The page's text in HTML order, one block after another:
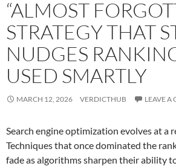
“ALMOST
STRATEGY THAT
NUDGES
USED SMARTLY
MARCH 12, 2026 VERDICTHUB LEAVE A
Search engine optimization evolves at a
Techniques that once dominated the
fade as algorithms sharpen their ability